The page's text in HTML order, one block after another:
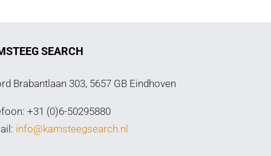
SEARCH
Brabantlaan 303, 5657 GB Eindhoven
+31 (0)6-50295880
info@kamsteegsearch.nl